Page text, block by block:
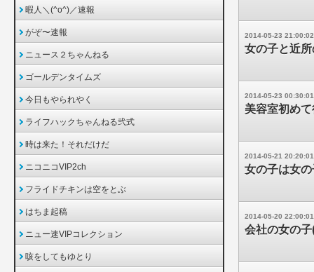
2014-05-23 21:00:02
女の子と近
2014-05-23 00:30:01
美容室初め
2014-05-21 20:20:01
女の子は女
2014-05-20 22:00:01
会社の女の
暇人＼(^o^)／速報
がぞ〜速報
ニュース２ちゃんねる
ゴールデンタイムズ
今日もやられやく
ライフハックちゃんねる弐式
時は来た！それだけだ
ニコニコVIP2ch
フライドチキンは空をとぶ
はちま起稿
ニュー速VIPコレクション
咳をしてもゆとり